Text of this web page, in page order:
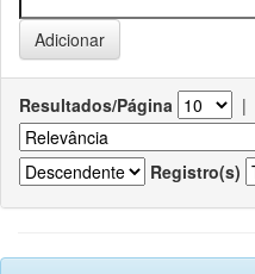
Resultados/Página |
Registro(s)